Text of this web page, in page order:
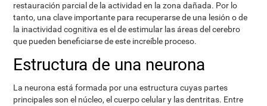
restauración parcial de la actividad en la zona dañada. Por lo
tanto, una clave importante para recuperarse de una lesión o de
la inactividad cognitiva es el de estimular las áreas del cerebro
que pueden beneficiarse de este increíble proceso.
Estructura de una neurona
La neurona está formada por una estructura cuyas partes
principales son el núcleo, el cuerpo celular y las dentritas. Entre